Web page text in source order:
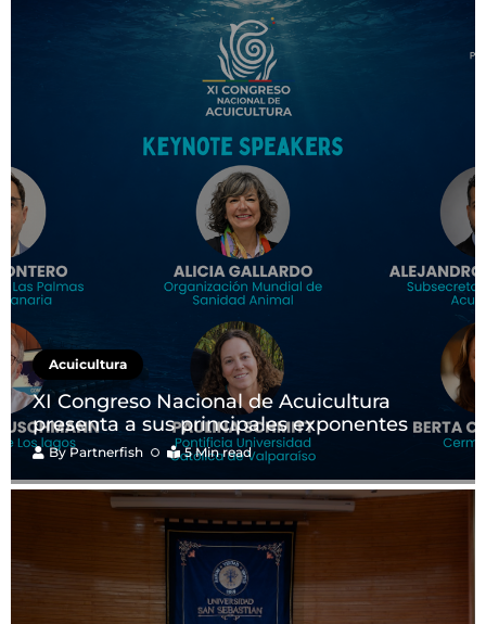
Acuicultura
XI Congreso Nacional de Acuicultura
presenta a sus principales exponentes
ByPartnerfish 5 Min read